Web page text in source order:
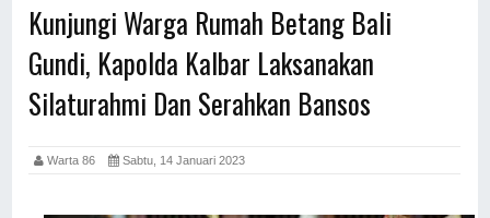
Kunjungi Warga Rumah Betang Bali
Gundi, Kapolda Kalbar Laksanakan
Silaturahmi Dan Serahkan Bansos
Warta 86 Sabtu, 14 Januari 2023